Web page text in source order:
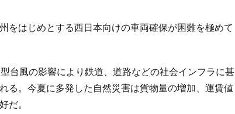
はじめとする西日本向けの車両確保が困難を極めて
台風の影響により鉄道、道路などの社会インフラに甚
る。今夏に多発した自然災害は貨物量の増加、運賃値
だ。